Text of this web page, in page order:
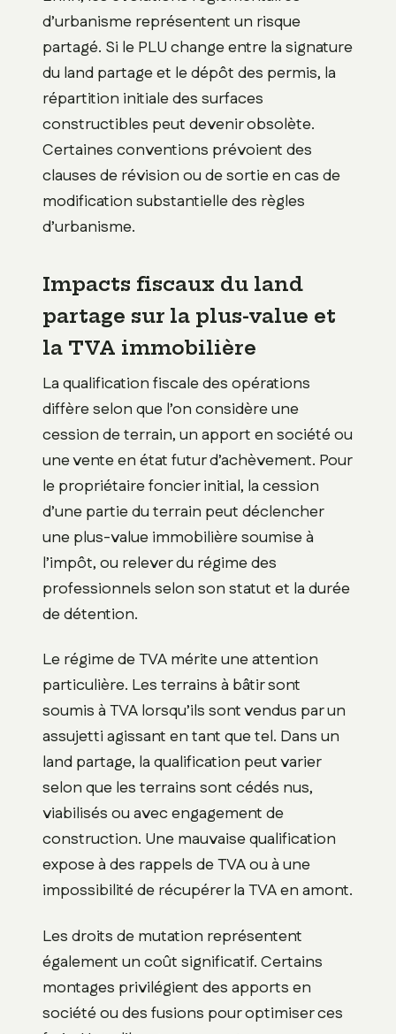
d’urbanisme représentent un risque
partagé. Si le PLU change entre la signature
du land partage et le dépôt des permis, la
répartition initiale des surfaces
constructibles peut devenir obsolète.
Certaines conventions prévoient des
clauses de révision ou de sortie en cas de
modification substantielle des règles
d’urbanisme.
Impacts fiscaux du land
partage sur la plus-value et
la TVA immobilière
La qualification fiscale des opérations
diffère selon que l’on considère une
cession de terrain, un apport en société ou
une vente en état futur d’achèvement. Pour
le propriétaire foncier initial, la cession
d’une partie du terrain peut déclencher
une plus-value immobilière soumise à
l’impôt, ou relever du régime des
professionnels selon son statut et la durée
de détention.
Le régime de TVA mérite une attention
particulière. Les terrains à bâtir sont
soumis à TVA lorsqu’ils sont vendus par un
assujetti agissant en tant que tel. Dans un
land partage, la qualification peut varier
selon que les terrains sont cédés nus,
viabilisés ou avec engagement de
construction. Une mauvaise qualification
expose à des rappels de TVA ou à une
impossibilité de récupérer la TVA en amont.
Les droits de mutation représentent
également un coût significatif. Certains
montages privilégient des apports en
société ou des fusions pour optimiser ces